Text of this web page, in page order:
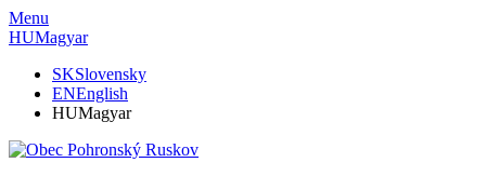
Menu
HUMagyar
SKSlovensky
ENEnglish
HUMagyar